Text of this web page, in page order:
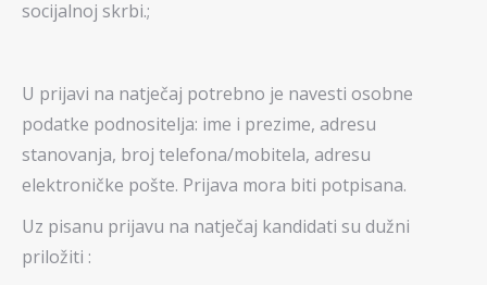
socijalnoj skrbi.;
U prijavi na natječaj potrebno je navesti osobne
podatke podnositelja: ime i prezime, adresu
stanovanja, broj telefona/mobitela, adresu
elektroničke pošte. Prijava mora biti potpisana.
Uz pisanu prijavu na natječaj kandidati su dužni
priložiti :